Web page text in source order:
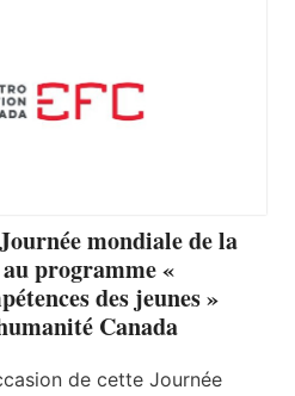
mondiale de la
programme «
des jeunes »
Canada
de cette Journée